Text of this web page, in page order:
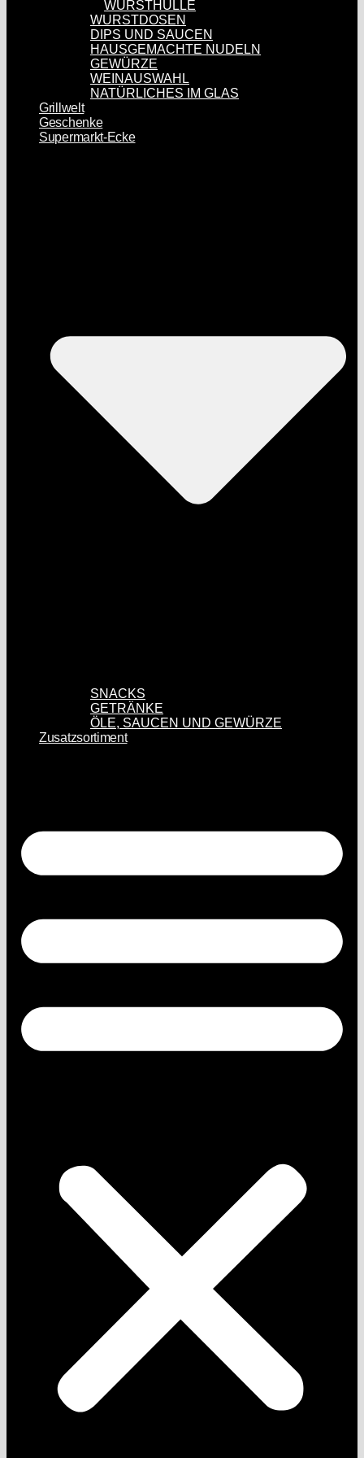
WURSTHÜLLE
WURSTDOSEN
DIPS UND SAUCEN
HAUSGEMACHTE NUDELN
GEWÜRZE
WEINAUSWAHL
NATÜRLICHES IM GLAS
Grillwelt
Geschenke
Supermarkt-Ecke
SNACKS
GETRÄNKE
ÖLE, SAUCEN UND GEWÜRZE
Zusatzsortiment